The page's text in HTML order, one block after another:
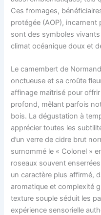
Ces fromages,
protégée (AOP), incarnent
sont des symboles vivants
climat océanique doux et
Le camembert de
onctueuse et sa croûte
affinage maîtrisé pour
profond, mêlant parfois
bois. La dégustation à
apprécier toutes les
d’un verre de cidre brut
surnommé le « Colonel »
roseaux souvent
un caractère plus affirmé,
aromatique et complexité
texture souple séduit les
expérience sensorielle